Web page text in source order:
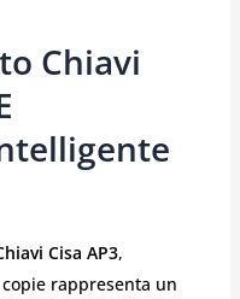
Chiavi
Cisa AP3,
rappresenta un